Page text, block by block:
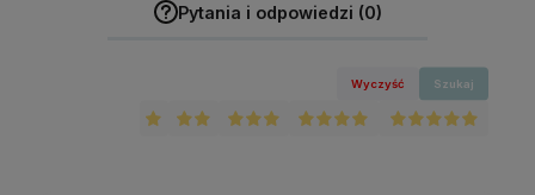
Pytania i odpowiedzi (0)
Wyczyść Szukaj